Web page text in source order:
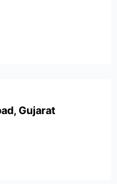
Gujarat